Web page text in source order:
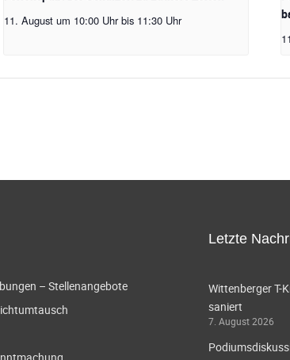
11. August um 10:00 Uhr bis 11:30 Uhr
– Stellenangebote
Letzte
Wittenberger T-
saniert
7. August 2026